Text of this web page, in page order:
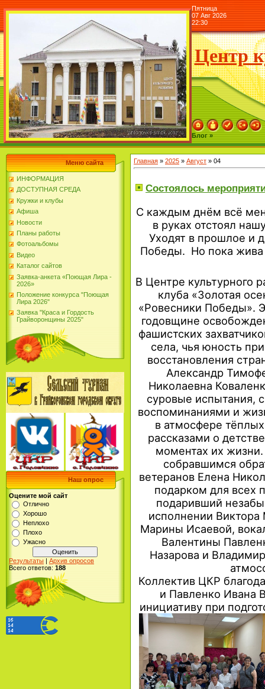
Пятница
07 Авг 2026
22:30
Центр
Блог »
Меню сайта
ИНФОРМАЦИЯ
ДОСТУПНАЯ СРЕДА
Кружки и клубы
Афиша
Новости
Планы работы
Фотоальбомы
Видео
Каталог сайтов
Заявка-анкета «Поющая Лира -
2026»
Положение конкурса "Поющая
Лира 2026"
Заявка "Краса и Гордость
Грайворонщины 2025"
Наш опрос
Оцените мой сайт
Отлично
Хорошо
Неплохо
Плохо
Ужасно
Результаты | Архив опросов
Всего ответов: 188
Главная » 2025 » Август » 04
Состоялось
С каждым днём всё
в руках отстоял
Уходят в прошлое и
Победы. Но пока
В Центре культурного
клуба «Золотая
«Ровесники Победы».
годовщине
фашистских
села, чья юность
восстановления
Александр
Николаевна
суровые испытания,
воспоминаниями и
в атмосфере
рассказами о
моментах их
собравшимся
ветеранов Елена
подарком для всех
подаривший
исполнении
Марины Исаевой,
Валентины
Назарова и
Коллектив ЦКР
и Павленко Ивана
инициативу при